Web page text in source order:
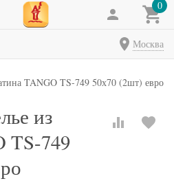
0
Москва
TANGO TS-749 50х70 (2шт) евро
из
TS-749